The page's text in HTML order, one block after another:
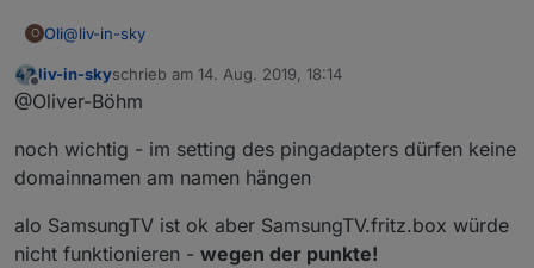
O Oli@liv-in-sky
funktioniert super
Offline
liv-in-skyschrieb am 14. Aug. 2019, 18:14
zuletzt editiert von
@Oliver-Böhm
noch wichtig - im setting des pingadapters dürfen keine
domainnamen am namen hängen
alo SamsungTV ist ok aber SamsungTV.fritz.box würde
nicht funktionieren - wegen der punkte!